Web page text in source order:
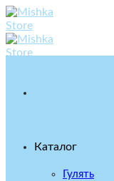
Skip
to
content
Каталог
Гулять